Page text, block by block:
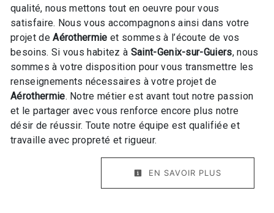
qualité, nous mettons tout en oeuvre pour vous
satisfaire. Nous vous accompagnons ainsi dans votre
projet deAérothermie et sommes à l’écoute de vos
besoins. Si vous habitez à Saint-Genix-sur-Guiers, nous
sommes à votre disposition pour vous transmettre les
renseignements nécessaires à votre projet de
Aérothermie. Notre métier est avant tout notre passion
et le partager avec vous renforce encore plus notre
désir de réussir. Toute notre équipe est qualifiée et
travaille avec propreté et rigueur.
EN SAVOIR PLUS